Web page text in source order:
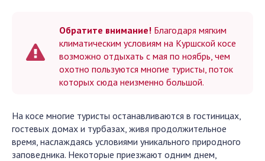
Обратите внимание! Благодаря мягким
климатическим условиям на Куршской косе
возможно отдыхать с мая по ноябрь, чем
охотно пользуются многие туристы, поток
которых сюда неизменно большой.
На косе многие туристы останавливаются в гостиницах,
гостевых домах и турбазах, живя продолжительное
время, наслаждаясь условиями уникального природного
заповедника. Некоторые приезжают одним днем,